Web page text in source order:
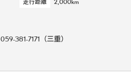
走行距離
059-381-7171 （三重）